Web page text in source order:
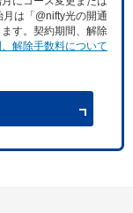
は「@nifty光の開通
す。契約期間、解除
解除手数料について